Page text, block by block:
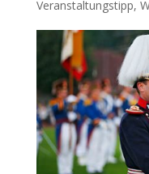
Veranstaltungstipp,